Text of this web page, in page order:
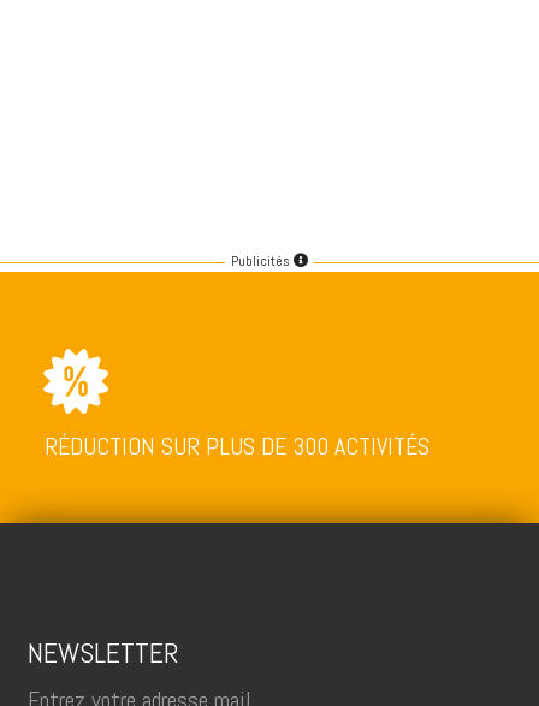
Publicités
RÉDUCTION SUR PLUS DE 300 ACTIVITÉS
NEWSLETTER